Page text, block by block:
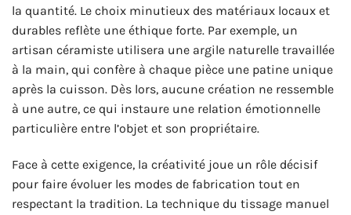
la quantité. Le choix minutieux des matériaux locaux et
durables reflète une éthique forte. Par exemple, un
artisan céramiste utilisera une argile naturelle travaillée
à la main, qui confère à chaque pièce une patine unique
après la cuisson. Dès lors, aucune création ne ressemble
à une autre, ce qui instaure une relation émotionnelle
particulière entre l’objet et son propriétaire.
Face à cette exigence, la créativité joue un rôle décisif
pour faire évoluer les modes de fabrication tout en
respectant la tradition. La technique du tissage manuel